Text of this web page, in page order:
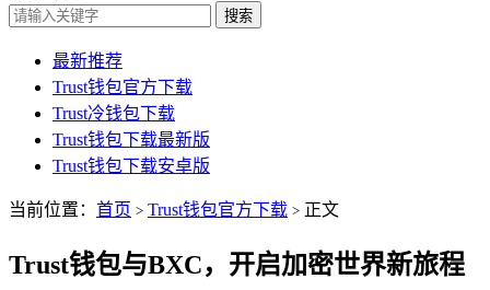
搜索
最新推荐
Trust钱包官方下载
Trust冷钱包下载
Trust钱包下载最新版
Trust钱包下载安卓版
当前位置： 首页 > Trust钱包官方下载 > 正文
Trust钱包与BXC，开启加密世界新旅程